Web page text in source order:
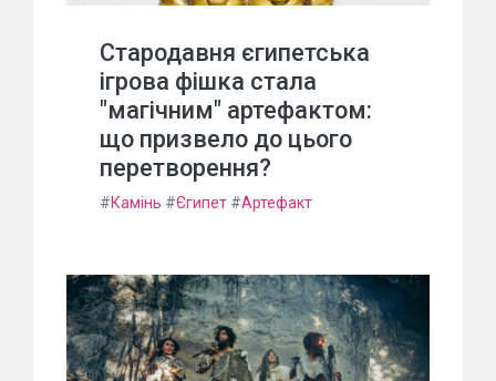
Стародавня єгипетська
ігрова фішка стала
"магічним" артефактом:
що призвело до цього
перетворення?
#Камінь #Єгипет #Артефакт